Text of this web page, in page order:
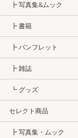
┣ 写真集&ムック
┣ 書籍
┣ パンフレット
┣ 雑誌
┗ グッズ
セレクト商品
┣ 写真集・ムック